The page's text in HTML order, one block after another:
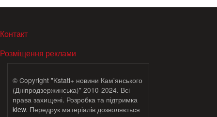
МЕНЮ В ПОДВАЛЕ
Контакт
Розміщення реклами
© Copyright "Kstati+ новини Кам'янського
(Дніпродзержинська)" 2010-2024. Всі
права захищені. Розробка та підтримка
klew. Передрук матеріалів дозволяється